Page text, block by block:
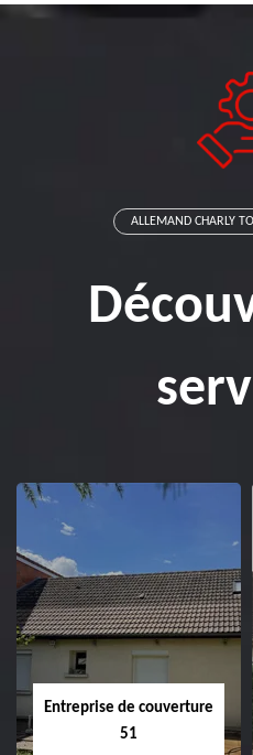
ALLEMAND CHARLY
Entreprise de couverture
51